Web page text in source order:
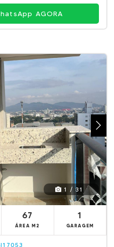
AGORA
1 / 31
67
ÁREA M2
1
GARAGEM